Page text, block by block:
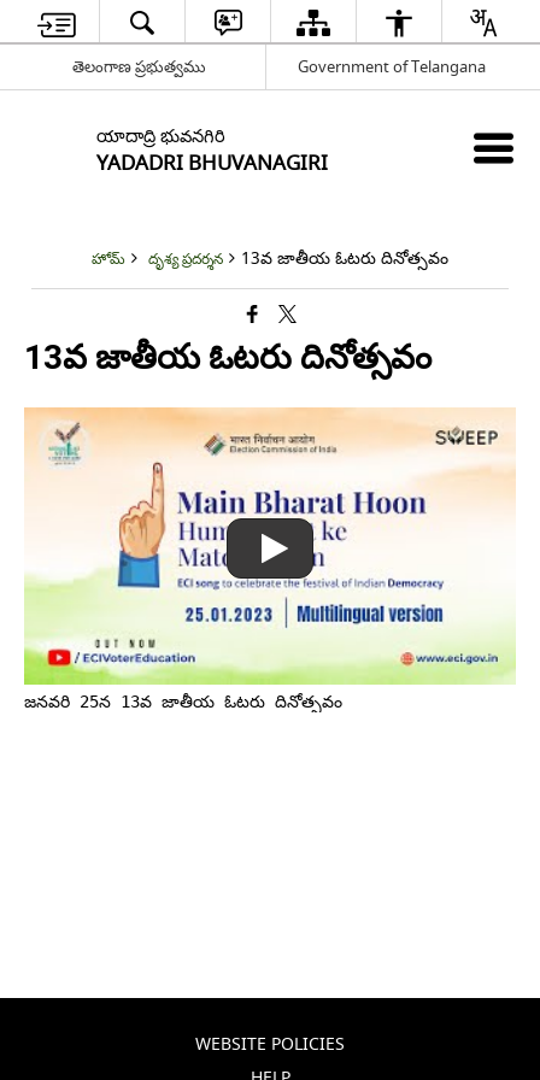
తెలంగాణ ప్రభుత్వము Government of Telangana
యాదాద్రి భువనగిరి
YADADRI BHUVANAGIRI
హోమ్ దృశ్య ప్రదర్శన 13వ జాతీయ ఓటరు దినోత్సవం
13వ జాతీయ ఓటరు దినోత్సవం
జనవరి 25న 13వ జాతీయ ఓటరు దినోత్సవం
WEBSITE POLICIES